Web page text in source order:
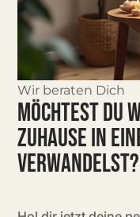
Wir beraten Dich
MÖCHTEST DU
ZUHAUSE IN
VERWANDELST?